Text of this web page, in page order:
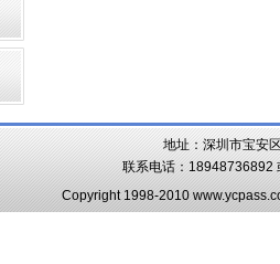
地址：深圳市宝
联系电话：18948736892
Copyright 1998-2010